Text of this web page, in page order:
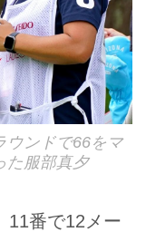
ウンドで66をマ
た服部真夕
11番で12メー